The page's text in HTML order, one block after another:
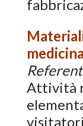
Attività